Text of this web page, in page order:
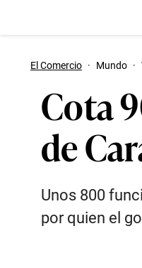
El Comercio · Mundo ·
Cota
de
Unos 800
por quien el